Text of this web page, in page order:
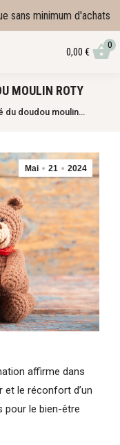
sans minimum d'achats
0,00 €
0
MOULIN ROTY
du doudou moulin…
Mai 21 2024
affirme dans
et le réconfort d’un
pour le bien-être